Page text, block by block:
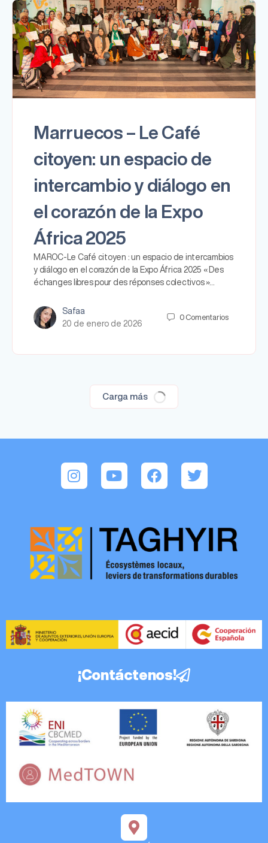
Marruecos – Le Café
citoyen: un espacio de
intercambio y diálogo en
el corazón de la Expo
África 2025
MAROC-Le Café citoyen : un espacio de intercambios
y diálogo en el corazón de la Expo África 2025 « Des
échanges libres pour des réponses colectivos »…
Safaa
20 de enero de 2026
0 Comentarios
Carga más
¡Contáctenos!